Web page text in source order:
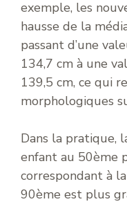
exemple, les
hausse de la
passant d’une
134,7 cm à une
139,5 cm, ce qui
morphologiques
Dans la pratique,
enfant au 50ème
correspondant à
90ème est plus